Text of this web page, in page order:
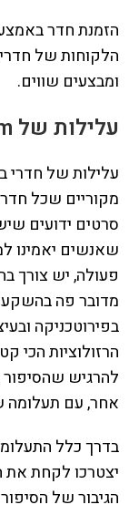
הזמנת חדר
הלקוחות של
ומבצעים שווים.
עלילות של Escape Room
עלילות של חדרי
מקוריים שכל
סרטים ידועים
שאנשים יאמינו
פעולה, יש צורך
מדובר פה
בפירוטכניקה
הרזולוציות הכי
להרגיש
אחר, עם תעלומה
בדרך כלל
יצטרכו לקחת
הגיבור של